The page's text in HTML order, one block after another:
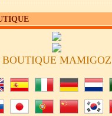
BOUTIQUE MAMIGOZ